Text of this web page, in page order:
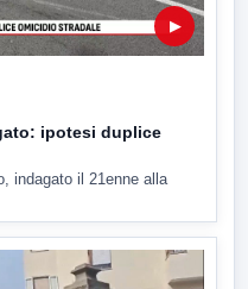
▶
ipotesi duplice
indagato il 21enne alla